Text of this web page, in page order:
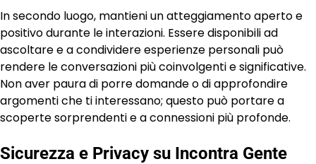
In secondo luogo, mantieni un atteggiamento aperto e
positivo durante le interazioni. Essere disponibili ad
ascoltare e a condividere esperienze personali può
rendere le conversazioni più coinvolgenti e significative.
Non aver paura di porre domande o di approfondire
argomenti che ti interessano; questo può portare a
scoperte sorprendenti e a connessioni più profonde.
Sicurezza e Privacy su Incontra Gente